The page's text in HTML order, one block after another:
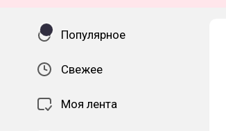
Популярное
Свежее
Моя лента